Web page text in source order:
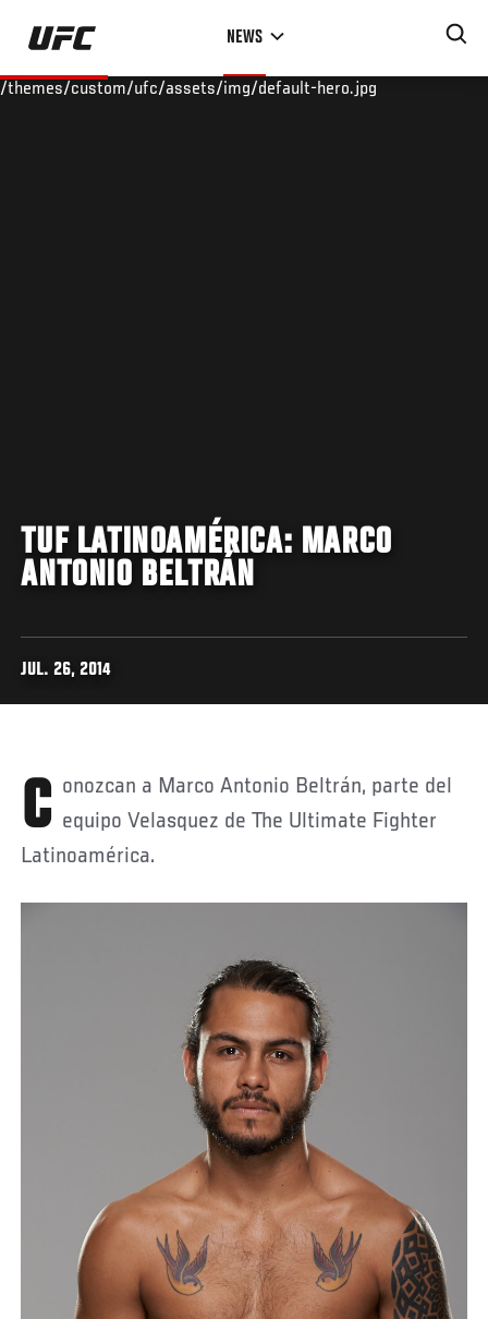
Skip
main
NEWS
/themes/custom/ufc/assets/img/default-hero.jpg
TUF LATINOAMÉRICA: MARCO
ANTONIO BELTRÁN
JUL. 26, 2014
Conozcan a Marco Antonio Beltrán, parte del equipo Velasquez de The Ultimate Fighter
Latinoamérica.